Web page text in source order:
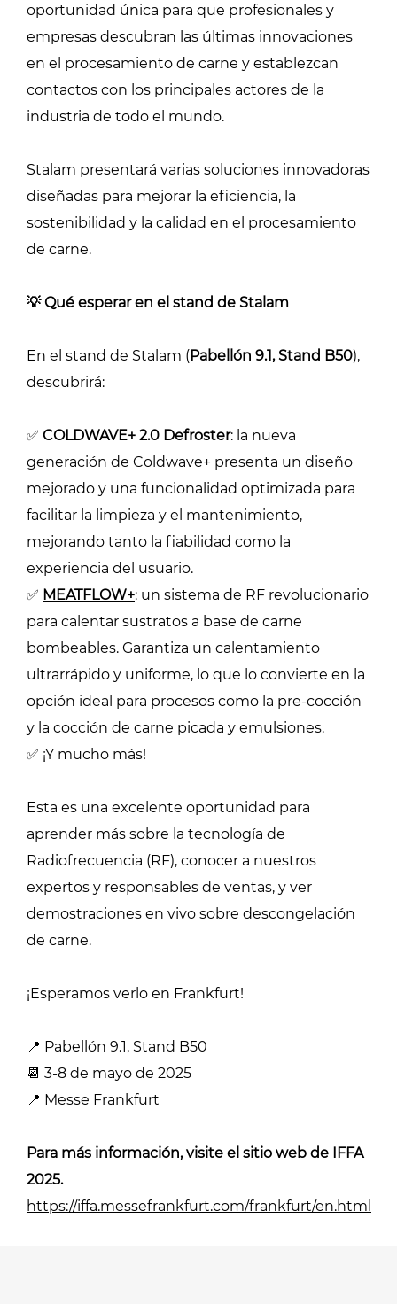
oportunidad única para que profesionales y
empresas descubran las últimas innovaciones
en el procesamiento de carne y establezcan
contactos con los principales actores de la
industria de todo el mundo.
Stalam presentará varias soluciones innovadoras
diseñadas para mejorar la eficiencia, la
sostenibilidad y la calidad en el procesamiento
de carne.
💡 Qué esperar en el stand de Stalam
En el stand de Stalam (Pabellón 9.1, Stand B50),
descubrirá:
✅ COLDWAVE+ 2.0 Defroster: la nueva
generación de Coldwave+ presenta un diseño
mejorado y una funcionalidad optimizada para
facilitar la limpieza y el mantenimiento,
mejorando tanto la fiabilidad como la
experiencia del usuario.
✅ MEATFLOW+: un sistema de RF revolucionario
para calentar sustratos a base de carne
bombeables. Garantiza un calentamiento
ultrarrápido y uniforme, lo que lo convierte en la
opción ideal para procesos como la pre-cocción
y la cocción de carne picada y emulsiones.
✅ ¡Y mucho más!
Esta es una excelente oportunidad para
aprender más sobre la tecnología de
Radiofrecuencia (RF), conocer a nuestros
expertos y responsables de ventas, y ver
demostraciones en vivo sobre descongelación
de carne.
¡Esperamos verlo en Frankfurt!
📍 Pabellón 9.1, Stand B50
📆 3-8 de mayo de 2025
📍 Messe Frankfurt
Para más información, visite el sitio web de IFFA
2025.
https://iffa.messefrankfurt.com/frankfurt/en.html